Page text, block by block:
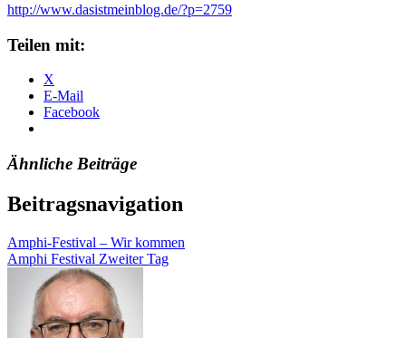
http://www.dasistmeinblog.de/?p=2759
Teilen mit:
X
E-Mail
Facebook
Ähnliche Beiträge
Beitragsnavigation
Amphi-Festival – Wir kommen
Amphi Festival Zweiter Tag